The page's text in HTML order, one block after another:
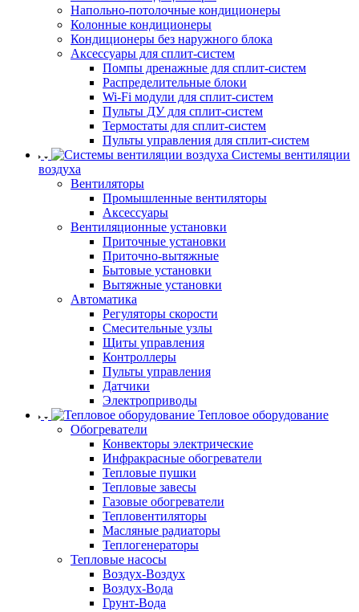
Напольно-потолочные кондиционеры
Колонные кондиционеры
Кондиционеры без наружного блока
Аксессуары для сплит-систем
Помпы дренажные для сплит-систем
Распределительные блоки
Wi-Fi модули для сплит-систем
Пульты ДУ для сплит-систем
Термостаты для сплит-систем
Пульты управления для сплит-систем
Системы вентиляции
воздуха
Вентиляторы
Промышленные вентиляторы
Аксессуары
Вентиляционные установки
Приточные установки
Приточно-вытяжные
Бытовые установки
Вытяжные установки
Автоматика
Регуляторы скорости
Смесительные узлы
Щиты управления
Контроллеры
Пульты управления
Датчики
Электроприводы
Тепловое оборудование
Обогреватели
Конвекторы электрические
Инфракрасные обогреватели
Тепловые пушки
Тепловые завесы
Газовые обогреватели
Тепловентиляторы
Масляные радиаторы
Теплогенераторы
Тепловые насосы
Воздух-Воздух
Воздух-Вода
Грунт-Вода